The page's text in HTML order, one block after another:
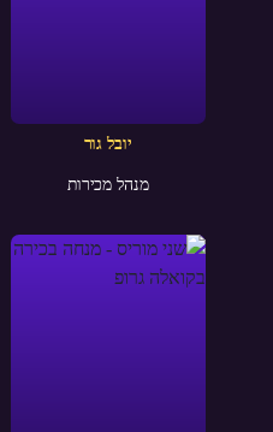
יובל גור
מנהל מכירות